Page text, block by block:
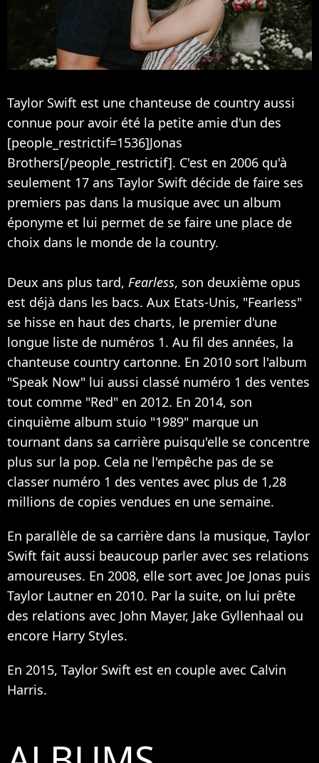
Taylor Swift est une chanteuse de country aussi
connue pour avoir été la petite amie d'un des
[people_restrictif=1536]Jonas
Brothers[/people_restrictif]. C'est en 2006 qu'à
seulement 17 ans Taylor Swift décide de faire ses
premiers pas dans la musique avec un album
éponyme et lui permet de se faire une place de
choix dans le monde de la country.
Deux ans plus tard, Fearless, son deuxième opus
est déjà dans les bacs. Aux Etats-Unis, "Fearless"
se hisse en haut des charts, le premier d'une
longue liste de numéros 1. Au fil des années, la
chanteuse country cartonne. En 2010 sort l'album
"Speak Now" lui aussi classé numéro 1 des ventes
tout comme "Red" en 2012. En 2014, son
cinquième album stuio "1989" marque un
tournant dans sa carrière puisqu'elle se concentre
plus sur la pop. Cela ne l'empêche pas de se
classer numéro 1 des ventes avec plus de 1,28
millions de copies vendues en une semaine.
En parallèle de sa carrière dans la musique, Taylor
Swift fait aussi beaucoup parler avec ses relations
amoureuses. En 2008, elle sort avec Joe Jonas puis
Taylor Lautner en 2010. Par la suite, on lui prête
des relations avec John Mayer, Jake Gyllenhaal ou
encore Harry Styles.
En 2015, Taylor Swift est en couple avec Calvin
Harris.